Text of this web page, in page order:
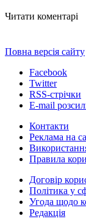
Читати коментарі
Повна версія сайту
Facebook
Twitter
RSS-стрічки
E-mail
Контакти
Реклама на
Правила
Договір
Політика у
Угода щодо
Редакція